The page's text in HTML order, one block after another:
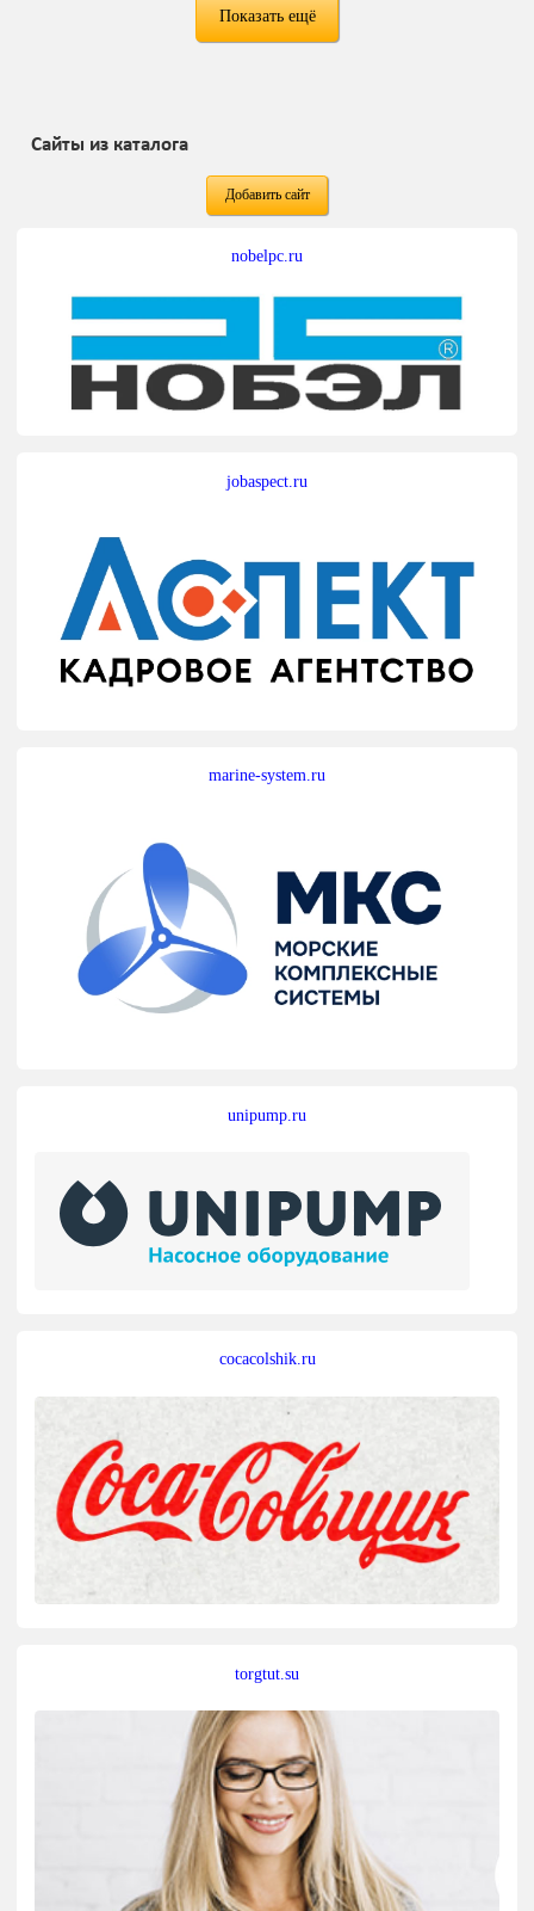
Показать ещё
Сайты из каталога
Добавить сайт
nobelpc.ru
jobaspect.ru
marine-system.ru
unipump.ru
cocacolshik.ru
torgtut.su